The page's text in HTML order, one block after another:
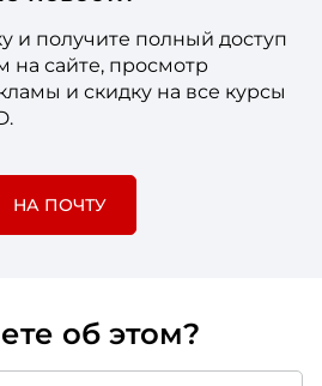
и получите полный доступ
на сайте, просмотр
и скидку на все курсы
НА ПОЧТУ
об этом?